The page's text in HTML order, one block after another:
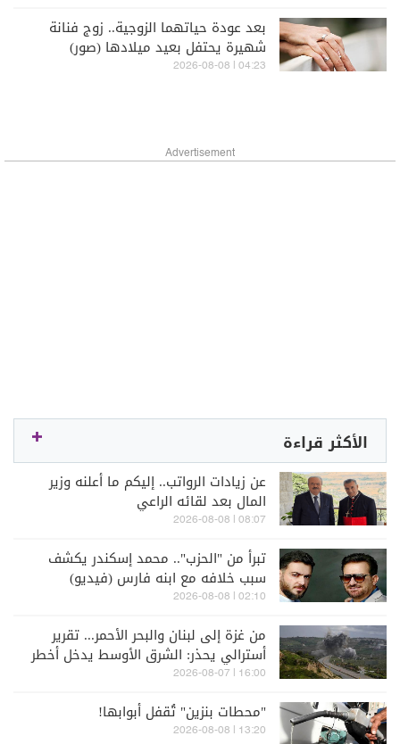
بعد عودة حياتهما الزوجية.. زوج فنانة
شهيرة يحتفل بعيد ميلادها (صور)
04:23 | 2026-08-08
Advertisement
الأكثر قراءة
عن زيادات الرواتب.. إليكم ما أعلنه وزير
المال بعد لقائه الراعي
08:07 | 2026-08-08
تبرأ من "الحزب".. محمد إسكندر يكشف
سبب خلافه مع ابنه فارس (فيديو)
02:10 | 2026-08-08
من غزة إلى لبنان والبحر الأحمر... تقرير
أسترالي يحذر: الشرق الأوسط يدخل أخطر
مراحله
16:00 | 2026-08-07
"محطات بنزين" تُقفل أبوابها!
13:20 | 2026-08-08